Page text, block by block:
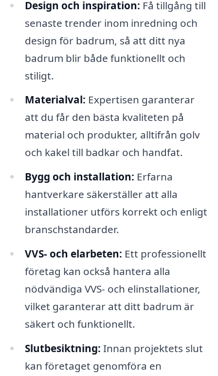
Design och inspiration: Få tillgång till
senaste trender inom inredning och
design för badrum, så att ditt nya
badrum blir både funktionellt och
stiligt.
Materialval: Expertisen garanterar
att du får den bästa kvaliteten på
material och produkter, alltifrån golv
och kakel till badkar och handfat.
Bygg och installation: Erfarna
hantverkare säkerställer att alla
installationer utförs korrekt och enligt
branschstandarder.
VVS- och elarbeten: Ett professionellt
företag kan också hantera alla
nödvändiga VVS- och elinstallationer,
vilket garanterar att ditt badrum är
säkert och funktionellt.
Slutbesiktning: Innan projektets slut
kan företaget genomföra en